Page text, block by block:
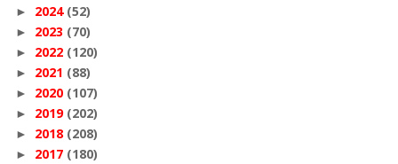
► 2024 (52)
► 2023 (70)
► 2022 (120)
► 2021 (88)
► 2020 (107)
► 2019 (202)
► 2018 (208)
► 2017 (180)